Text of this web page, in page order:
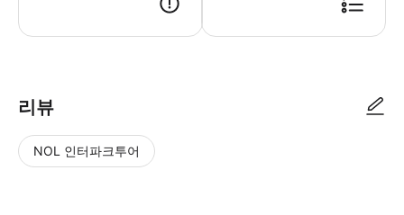
리뷰
NOL 인터파크투어